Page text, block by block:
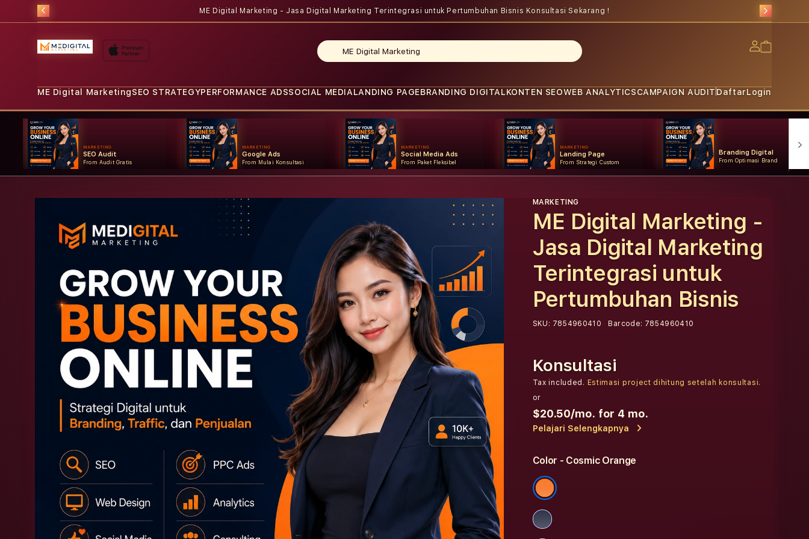
ME Digital Marketing - Jasa Digital Marketing Terintegrasi untuk Pertumbuhan Bisnis Konsultasi Sekarang !
Log
ME Digital MarketingSEO STRATEGYPERFORMANCE ADSSOCIAL MEDIALANDING PAGEBRANDING DIGITALKONTEN SEOWEB ANALYTICSCAMPAIGN AUDIT DaftarLogin
MARKETING
SEO Audit
From Audit Gratis
MARKETING
Google Ads
From Mulai Konsultasi
MARKETING
Social Media Ads
From Paket Fleksibel
MARKETING
Landing Page
From Strategi Custom
Branding Digital
From Optimasi Brand
Skip to
information
MARKETING
ME Digital Marketing -
Jasa Digital Marketing
Terintegrasi untuk
Pertumbuhan Bisnis
SKU: 7854960410 Barcode: 7854960410
Konsultasi
Tax included. Estimasi project dihitung setelah konsultasi.
or
$20.50/mo. for 4 mo.
Pelajari Selengkapnya
Color - Cosmic Orange